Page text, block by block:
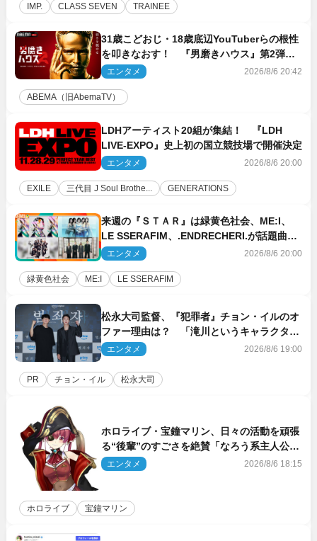
IMP. CLASS SEVEN TRAINEE
31歳こどおじ・18歳底辺YouTuberらの根性
を叩きなおす！ 『男磨きハウス』第2弾コ
ーチ陣発表
エンタメ 2026/8/6 20:42
ABEMA（旧AbemaTV）
LDHアーティスト20組が集結！ 『LDH
LIVE‐EXPO』史上初の国立競技場で開催決定
エンタメ 2026/8/6 20:00
EXILE 三代目 J Soul Brothe... GENERATIONS
来週の『ＳＴＡＲ』は緑黄色社会、ME:I、
LE SSERAFIM、.ENDRECHERI.が話題曲を
パフォーマンス！
エンタメ 2026/8/6 20:00
緑黄色社会 ME:I LE SSERAFIM
松永大司監督、『犯罪者』チョン・イルのオ
ファー理由は？ 「滝川というキャラクター
に出会えたことは本当に運が良かった」
エンタメ 2026/8/6 19:00
PR チョン・イル 松永大司
ホロライブ・宝鐘マリン、日々の活動を頑張
る“後輩”のすごさを絶賛「なろう系主人公ま
である」
エンタメ 2026/8/6 18:15
ホロライブ 宝鐘マリン